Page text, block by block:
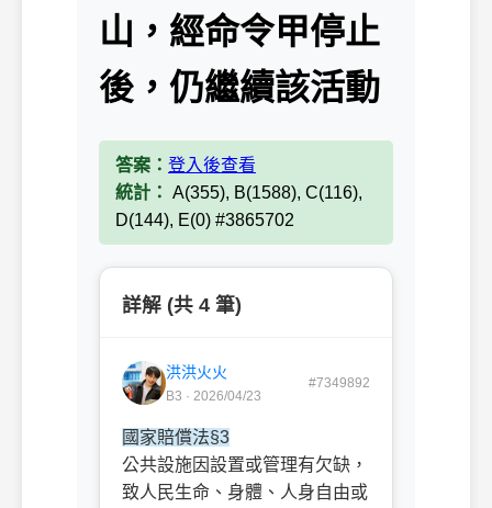
山，經命令甲停止
後，仍繼續該活動
答案： 登入後查看
統計： A(355), B(1588), C(116),
D(144), E(0) #3865702
詳解 (共 4 筆)
洪洪火火
B3 · 2026/04/23
#7349892
國家賠償法§3
公共設施因設置或管理有欠缺，
致人民生命、身體、人身自由或